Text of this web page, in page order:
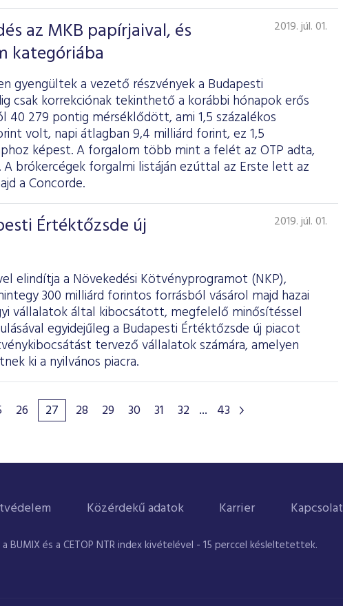
az MKB papírjaival, és
kategóriába
2019. júl. 01.
gyengültek a vezető részvények a Budapesti
csak korrekciónak tekinthető a korábbi hónapok erős
279 pontig mérséklődött, ami 1,5 százalékos
volt, napi átlagban 9,4 milliárd forint, ez 1,5
képest. A forgalom több mint a felét az OTP adta,
brókercégek forgalmi listáján ezúttal az Erste lett az
a Concorde.
Értéktőzsde új
2019. júl. 01.
elindítja a Növekedési Kötvényprogramot (NKP),
300 milliárd forintos forrásból vásárol majd hazai
vállalatok által kibocsátott, megfelelő minősítéssel
egyidejűleg a Budapesti Értéktőzsde új piacot
tervező vállalatok számára, amelyen
ki a nyilvános piacra.
26 27 28 29 30 31 32 ... 43
Közérdekű adatok Karrier Kapcsolat
és a CETOP NTR index kivételével - 15 perccel késleltetettek.